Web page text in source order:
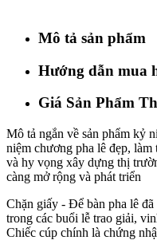
Mô tả sản phẩm
Hướng dẫn mua
Giá Sản Phẩm
Mô tả ngắn về sản phẩm kỷ
niệm chương pha lê đẹp,
và hy vọng xây dựng thị
càng mở rộng và phát triển
Chặn giấy - Để bàn pha lê
trong các buổi lễ trao giải,
Chiếc cúp chính là chứng